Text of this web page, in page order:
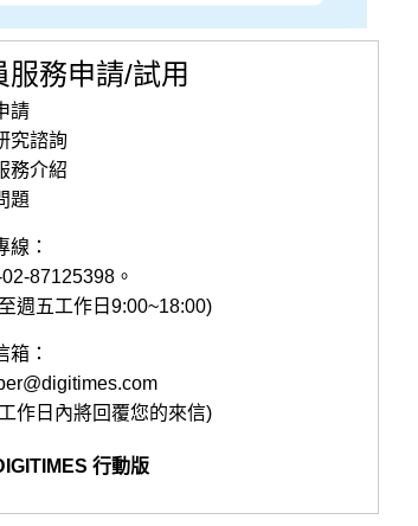
服務申請/試用
請
究諮詢
務介紹
題
線：
87125398。
週五工作日9:00~18:00)
箱：
作日內將回覆您的來信)
行動版